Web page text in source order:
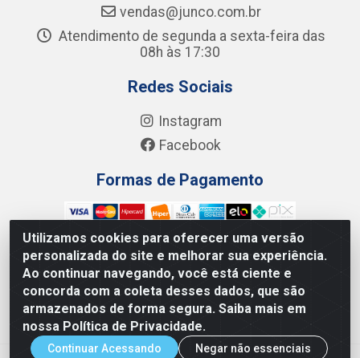
Utilizamos cookies para oferecer uma versão
personalizada do site e melhorar sua experiência.
Ao continuar navegando, você está ciente e
concorda com a coleta desses dados, que são
armazenados de forma segura. Saiba mais em
nossa Política de Privacidade.
Continuar Acessando Negar não essenciais
vendas@junco.com.br
Atendimento de segunda a sexta-feira das
08h às 17:30
Redes Sociais
Instagram
Facebook
Formas de Pagamento
Junco Industria e Comercio Ltda - R. Lineu Anterino
Mariano, 505 - Distrito Industrial, Uberlândia - MG CEP
38.402-346 - CNPJ: 66.312.653/0001-14